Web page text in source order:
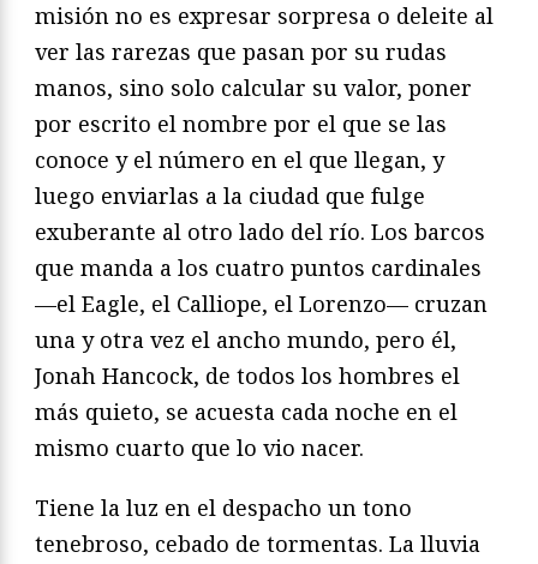
misión no es expresar sorpresa o deleite al
ver las rarezas que pasan por su rudas
manos, sino solo calcular su valor, poner
por escrito el nombre por el que se las
conoce y el número en el que llegan, y
luego enviarlas a la ciudad que fulge
exuberante al otro lado del río. Los barcos
que manda a los cuatro puntos cardinales
—el Eagle, el Calliope, el Lorenzo— cruzan
una y otra vez el ancho mundo, pero él,
Jonah Hancock, de todos los hombres el
más quieto, se acuesta cada noche en el
mismo cuarto que lo vio nacer.
Tiene la luz en el despacho un tono
tenebroso, cebado de tormentas. La lluvia